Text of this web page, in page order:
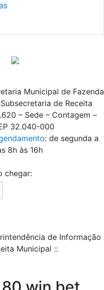
Municipal de Fazenda
de Receita
– Sede – Contagem –
32.040-000
: de segunda a
8h às 16h
chegar:
de Informação
Municipal ::